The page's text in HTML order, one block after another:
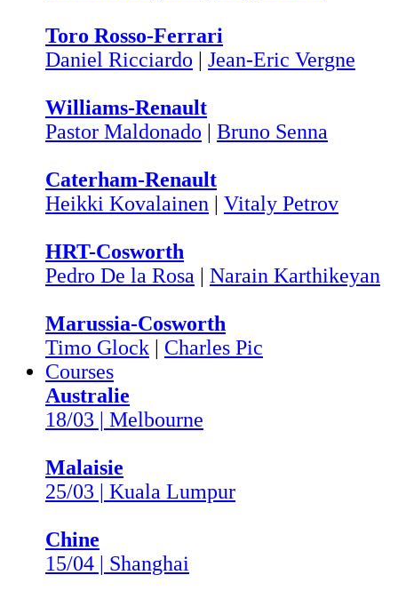
Toro Rosso-Ferrari
Daniel Ricciardo | Jean-Eric Vergne
Williams-Renault
Pastor Maldonado | Bruno Senna
Caterham-Renault
Heikki Kovalainen | Vitaly Petrov
HRT-Cosworth
Pedro De la Rosa | Narain Karthikeyan
Marussia-Cosworth
Timo Glock | Charles Pic
Courses
Australie
18/03 | Melbourne
Malaisie
25/03 | Kuala Lumpur
Chine
15/04 | Shanghai